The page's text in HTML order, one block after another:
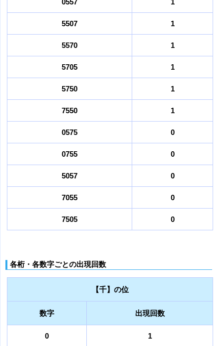
0557 1
5507 1
5570 1
5705 1
5750 1
7550 1
0575 0
0755 0
5057 0
7055 0
7505 0
各桁・各数字ごとの出現回数
【千】の位
数字 出現回数
0 1